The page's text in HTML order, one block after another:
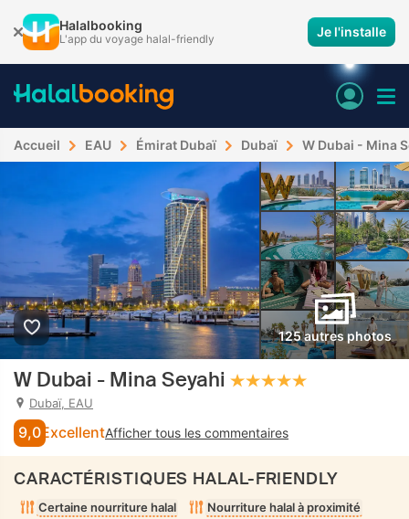
Halalbooking
L'app du voyage halal-friendly Je l'installe
Accueil EAU Émirat Dubaï Dubaï W Dubai - Mina
125 autres photos
W Dubai - Mina Seyahi
Dubaï, EAU
9,0 ExcellentAfficher tous les commentaires
CARACTÉRISTIQUES HALAL-FRIENDLY
Certaine nourriture halal
Nourriture halal à proximité